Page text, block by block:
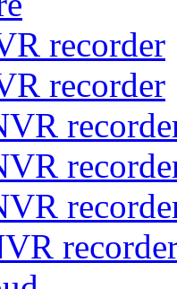
recorder
recorder